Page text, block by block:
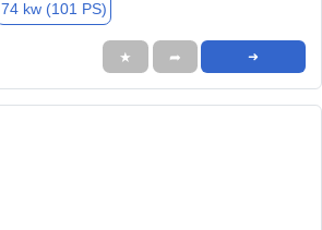
74 kw (101 PS)
★ ➦ ➜